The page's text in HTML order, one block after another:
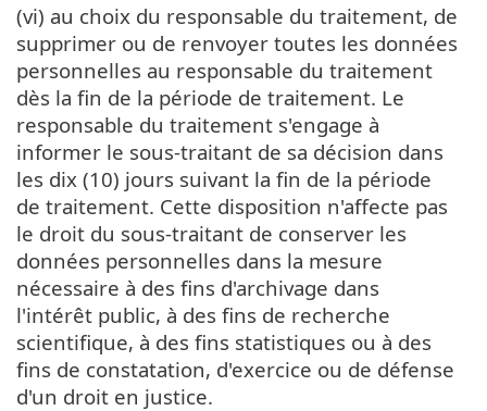
(vi) au choix du responsable du traitement, de
supprimer ou de renvoyer toutes les données
personnelles au responsable du traitement
dès la fin de la période de traitement. Le
responsable du traitement s'engage à
informer le sous-traitant de sa décision dans
les dix (10) jours suivant la fin de la période
de traitement. Cette disposition n'affecte pas
le droit du sous-traitant de conserver les
données personnelles dans la mesure
nécessaire à des fins d'archivage dans
l'intérêt public, à des fins de recherche
scientifique, à des fins statistiques ou à des
fins de constatation, d'exercice ou de défense
d'un droit en justice.